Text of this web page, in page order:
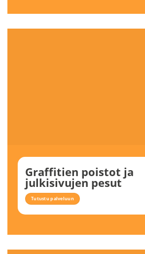
Graffitien poistot ja
julkisivujen pesut
Tutustu palveluun